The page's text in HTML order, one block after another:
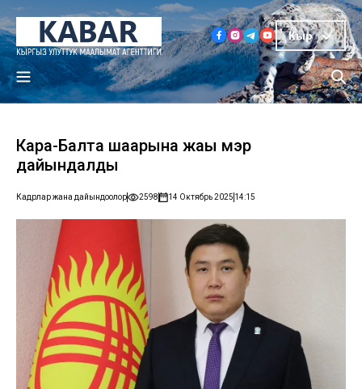
Кыр
Кара-Балта шаарына жаңы мэр
дайындалды
Кадрлар жана дайындоолор 2598 14 Октябрь 2025 14:15